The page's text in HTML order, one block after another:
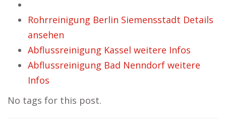
Rohrreinigung Berlin Siemensstadt Details
ansehen
Abflussreinigung Kassel weitere Infos
Abflussreinigung Bad Nenndorf weitere
Infos
No tags for this post.